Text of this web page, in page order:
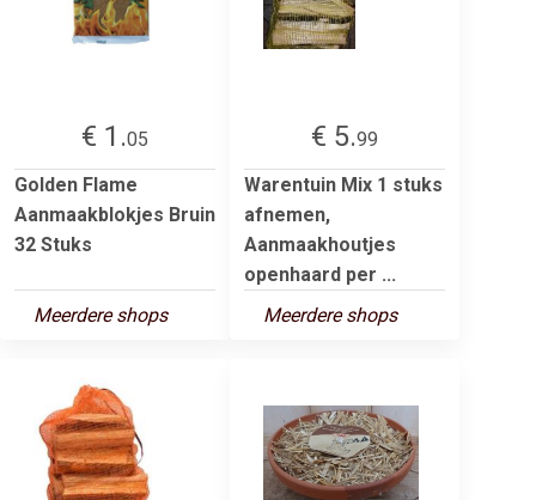
€ 1.05
Golden Flame
Aanmaakblokjes Bruin
32 Stuks
Meerdere shops
€ 5.99
Warentuin Mix 1 stuks
afnemen,
Aanmaakhoutjes
openhaard per ...
Meerdere shops